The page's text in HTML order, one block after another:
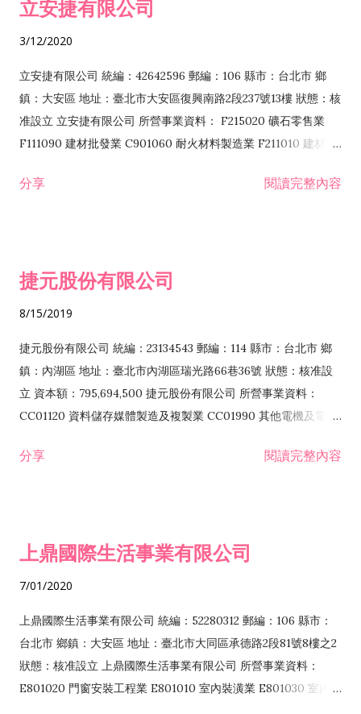
業 F401171 酒類輸入業
立安捷有限公司
3/12/2020
立安捷有限公司 統編：42642596 郵編：106 縣市：台北市 鄉
鎮：大安區 地址：臺北市大安區復興南路2段237號13樓 狀態：核
准設立 立安捷有限公司 所營事業資料： F215020 礦石零售業
F111090 建材批發業 C901060 耐火材料製造業 F211010 建材零
水泥製造業 C901050 水泥及混凝土製品製造業 C901040 預拌混
業 F106020 日常用品批發業 F108031 醫療器材批發業 F108040
F399040 無店面零售業 F399990 其他綜合零售業 F401010 國
際貿易業 ZZ99999 除許可業務外，得經營法令非禁止或限制之
業務
分享 閱讀完整內容
捷元股份有限公司
8/15/2019
捷元股份有限公司 統編：23134543 郵編：114 縣市：台北市 鄉
鎮：內湖區 地址：臺北市內湖區瑞光路66巷36號 狀態：核准設
立 資本額：795,694,500 捷元股份有限公司 所營事業資料：
CC01120 資料儲存媒體製造及複製業 CC01990 其他電機及電子
CC01050 資料儲存及處理設備製造業 CC01060 有線通信機械器
腦及事務性機器設備批發業 F113070 電信器材批發業 F118010
業 F218010 資訊軟體零售業 F219010 電子材料零售業 F399990
其他綜合零售業 F399040 無店面零售業 F401010 國際貿易業
F601010 智慧財產權業 G801010 倉儲業 I102010 投資顧問業
I103060 管理顧問業 I199990 其他顧問服務業 I105010 藝術品
分享 閱讀完整內容
上鼎國際生活事業有限公司
7/01/2020
上鼎國際生活事業有限公司 統編：52280312 郵編：106 縣市：
台北市 鄉鎮：大安區 地址：臺北市大同區承德路2段81號8樓之2
狀態：核准設立 上鼎國際生活事業有限公司 所營事業資料：
E801020 門窗安裝工程業 E801010 室內裝潢業 E801030 室內輕